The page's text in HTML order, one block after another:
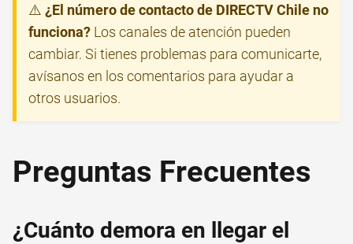
⚠️ ¿El número de contacto de DIRECTV Chile no
funciona? Los canales de atención pueden
cambiar. Si tienes problemas para comunicarte,
avísanos en los comentarios para ayudar a
otros usuarios.
Preguntas Frecuentes
¿Cuánto demora en llegar el